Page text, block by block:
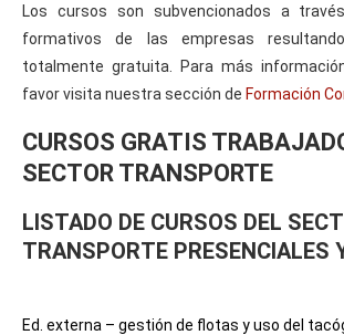
Los cursos son subvencionados a
formativos de las empresas
totalmente gratuita. Para más
favor visita nuestra sección de Formación
CURSOS GRATIS
SECTOR TRANSPORTE
LISTADO DE CURSOS DEL
TRANSPORTE PRESENCIALES
Ed. externa – gestión de flotas y uso del